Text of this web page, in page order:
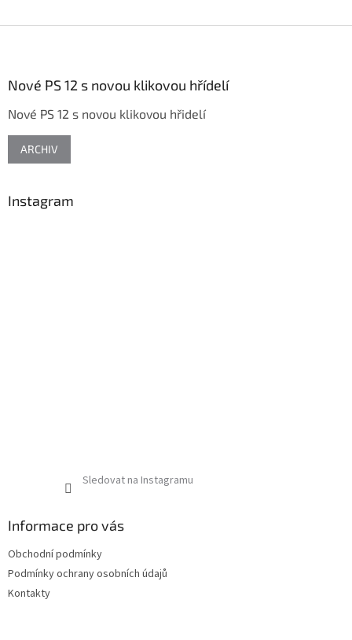
Nové PS 12 s novou klikovou hřídelí
Nové PS 12 s novou klikovou hřidelí
ARCHIV
Instagram
Sledovat na Instagramu
Informace pro vás
Obchodní podmínky
Podmínky ochrany osobních údajů
Kontakty